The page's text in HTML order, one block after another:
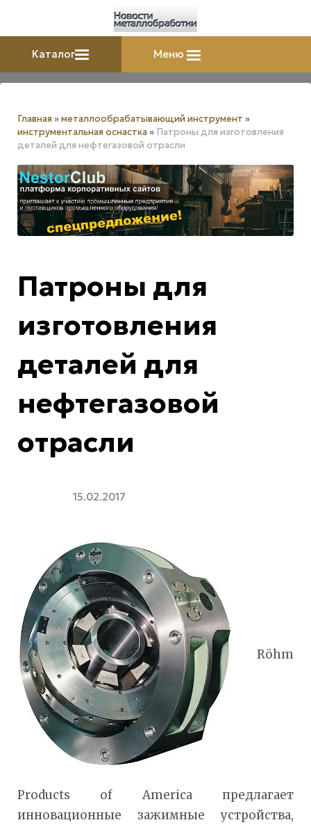
Каталог Меню
Главная »металлообрабатывающий инструмент »
инструментальная оснастка » Патроны для изготовления
деталей для нефтегазовой отрасли
Патроны для
изготовления
деталей для
нефтегазовой
отрасли
15.02.2017
Röhm
Products of America предлагает
инновационные зажимные устройства,